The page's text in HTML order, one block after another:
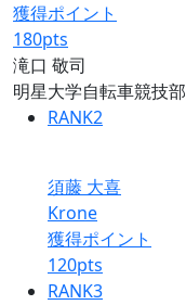
獲得ポイント
180pts
滝口 敬司
明星大学自転車競技部
RANK2
須藤 大喜
Krone
獲得ポイント
120pts
RANK3